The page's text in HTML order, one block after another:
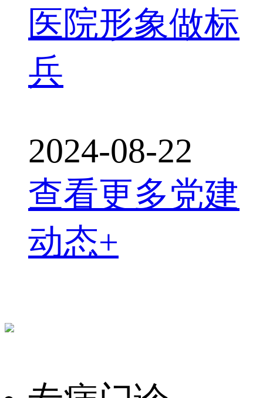
医院形象做标
兵
2024-08-22
查看更多党建
动态+